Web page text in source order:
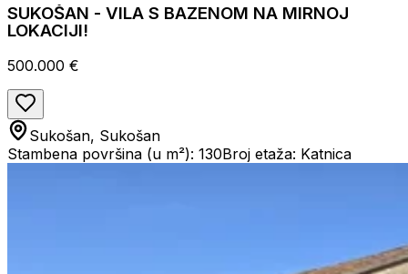
SUKOŠAN - VILA S BAZENOM NA MIRNOJ
LOKACIJI!
500.000 €
Sukošan, Sukošan
Stambena površina (u m²): 130Broj etaža: Katnica